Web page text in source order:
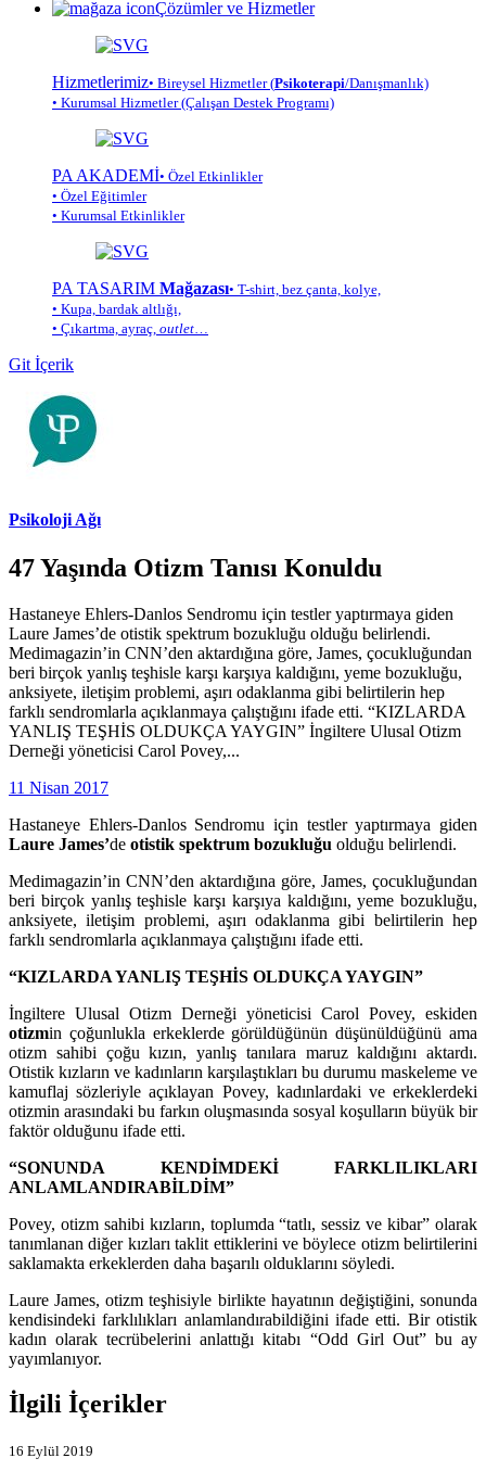
Çözümler ve Hizmetler
Hizmetlerimiz• Bireysel Hizmetler (Psikoterapi/Danışmanlık)
• Kurumsal Hizmetler (Çalışan Destek Programı)
PA AKADEMİ• Özel Etkinlikler
• Özel Eğitimler
• Kurumsal Etkinlikler
PA TASARIM Mağazası• T-shirt, bez çanta, kolye,
• Kupa, bardak altlığı,
• Çıkartma, ayraç, outlet…
Git İçerik
Psikoloji Ağı
47 Yaşında Otizm Tanısı Konuldu
Hastaneye Ehlers-Danlos Sendromu için testler yaptırmaya giden
Laure James’de otistik spektrum bozukluğu olduğu belirlendi.
Medimagazin’in CNN’den aktardığına göre, James, çocukluğundan
beri birçok yanlış teşhisle karşı karşıya kaldığını, yeme bozukluğu,
anksiyete, iletişim problemi, aşırı odaklanma gibi belirtilerin hep
farklı sendromlarla açıklanmaya çalıştığını ifade etti. “KIZLARDA
YANLIŞ TEŞHİS OLDUKÇA YAYGIN” İngiltere Ulusal Otizm
Derneği yöneticisi Carol Povey,...
11 Nisan 2017
Hastaneye Ehlers-Danlos Sendromu için testler yaptırmaya giden
Laure James’de otistik spektrum bozukluğu olduğu belirlendi.
Medimagazin’in CNN’den aktardığına göre, James, çocukluğundan
beri birçok yanlış teşhisle karşı karşıya kaldığını, yeme bozukluğu,
anksiyete, iletişim problemi, aşırı odaklanma gibi belirtilerin hep
farklı sendromlarla açıklanmaya çalıştığını ifade etti.
“KIZLARDA YANLIŞ TEŞHİS OLDUKÇA YAYGIN”
İngiltere Ulusal Otizm Derneği yöneticisi Carol Povey, eskiden
otizmin çoğunlukla erkeklerde görüldüğünün düşünüldüğünü ama
otizm sahibi çoğu kızın, yanlış tanılara maruz kaldığını aktardı.
Otistik kızların ve kadınların karşılaştıkları bu durumu maskeleme ve
kamuflaj sözleriyle açıklayan Povey, kadınlardaki ve erkeklerdeki
otizmin arasındaki bu farkın oluşmasında sosyal koşulların büyük bir
faktör olduğunu ifade etti.
“SONUNDA KENDİMDEKİ FARKLILIKLARI
ANLAMLANDIRABİLDİM”
Povey, otizm sahibi kızların, toplumda “tatlı, sessiz ve kibar” olarak
tanımlanan diğer kızları taklit ettiklerini ve böylece otizm belirtilerini
saklamakta erkeklerden daha başarılı olduklarını söyledi.
Laure James, otizm teşhisiyle birlikte hayatının değiştiğini, sonunda
kendisindeki farklılıkları anlamlandırabildiğini ifade etti. Bir otistik
kadın olarak tecrübelerini anlattığı kitabı “Odd Girl Out” bu ay
yayımlanıyor.
İlgili İçerikler
16 Eylül 2019